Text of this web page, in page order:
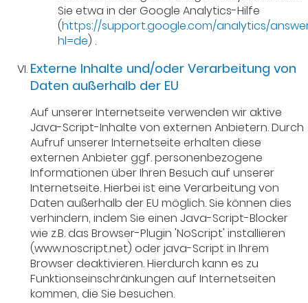
Sie etwa in der Google Analytics-Hilfe
(https://support.google.com/analytics/
hl=de) .
Externe Inhalte und/oder Verarbeitung von
Daten außerhalb der EU
Auf unserer Internetseite verwenden wir aktive
Java-Script-Inhalte von externen Anbietern. Durch
Aufruf unserer Internetseite erhalten diese
externen Anbieter ggf. personenbezogene
Informationen über Ihren Besuch auf unserer
Internetseite. Hierbei ist eine Verarbeitung von
Daten außerhalb der EU möglich. Sie können dies
verhindern, indem Sie einen Java-Script-Blocker
wie z.B. das Browser-Plugin 'NoScript' installieren
(www.noscript.net) oder java-Script in Ihrem
Browser deaktivieren. Hierdurch kann es zu
Funktionseinschränkungen auf Internetseiten
kommen, die Sie besuchen.